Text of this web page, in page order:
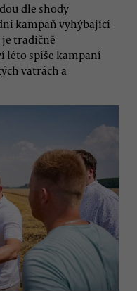
dle shody
kampaň vyhýbající
tradičně
léto spíše kampaní
vatrách a